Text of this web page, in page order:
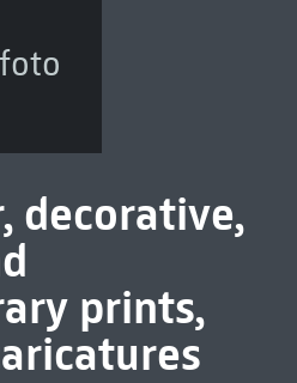
decorative,
prints,